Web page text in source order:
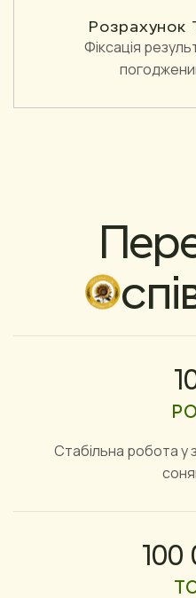
Розрахунок
Фіксація
Стабільна робота у
100